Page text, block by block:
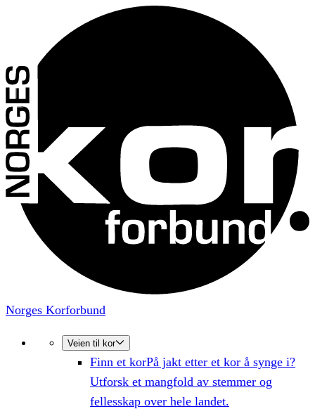
Norges Korforbund
Veien til kor
Finn et korPå jakt etter et kor å synge i?
Utforsk et mangfold av stemmer og
fellesskap over hele landet.